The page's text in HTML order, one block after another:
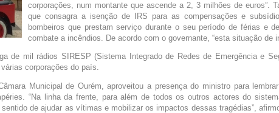
corporações, num montante que ascende a 2, 3 milhões de euros”.
que consagra a isenção de IRS para as compensações e
bombeiros que prestam serviço durante o seu período de férias e
combate a incêndios. De acordo com o governante, “esta situação de
de mil rádios SIRESP (Sistema Integrado de Redes de Emergência e
corporações do país.
Municipal de Ourém, aproveitou a presença do ministro para
“Na linha da frente, para além de todos os outros actores do
de ajudar as vítimas e mobilizar os impactos dessas tragédias”,